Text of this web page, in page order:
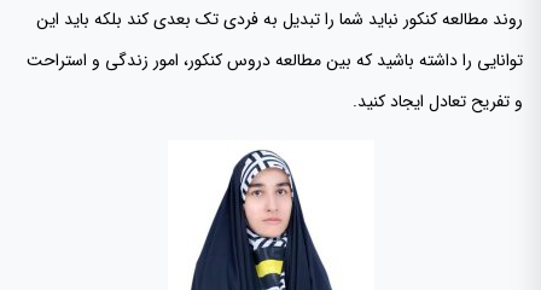
روند مطالعه کنکور نباید شما را تبدیل به فردی تک بعدی کند بلکه باید این
توانایی را داشته باشید که بین مطالعه دروس کنکور، امور زندگی و استراحت
و تفریح تعادل ایجاد کنید.